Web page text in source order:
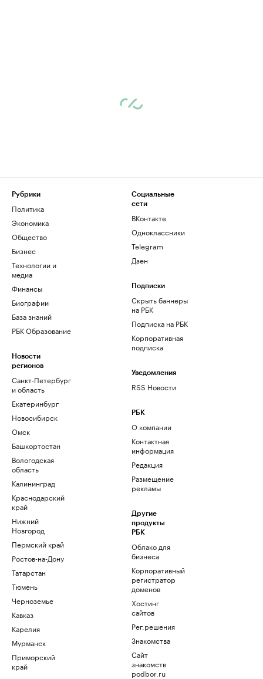
Рубрики
Политика
Экономика
Общество
Бизнес
Технологии и
медиа
Финансы
Биографии
База знаний
РБК Образование
Новости
регионов
Санкт-Петербург
и область
Екатеринбург
Новосибирск
Омск
Башкортостан
Вологодская
область
Калининград
Краснодарский
край
Нижний
Новгород
Пермский край
Ростов-на-Дону
Татарстан
Тюмень
Черноземье
Кавказ
Карелия
Мурманск
Приморский
край
Социальные
сети
ВКонтакте
Одноклассники
Telegram
Дзен
Подписки
Скрыть баннеры
на РБК
Подписка на РБК
Корпоративная
подписка
Уведомления
RSS Новости
РБК
О компании
Контактная
информация
Редакция
Размещение
рекламы
Другие
продукты
РБК
Облако для
бизнеса
Корпоративный
регистратор
доменов
Хостинг
сайтов
Рег.решения
Знакомства
Сайт
знакомств
podbor.ru